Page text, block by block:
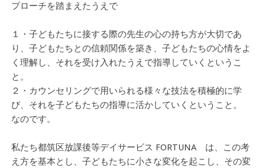
プローチを踏まえたうえで
１・子どもたちに接する際の先生の心の持ち方が大切であ
り、子どもたちとの信頼関係を築き、子どもたちの心情をよ
く理解し、それを受け入れたうえで指導していくというこ
と。
２・カウンセリングで用いられる様々な技法を積極的に学
び、それを子どもたちの指導に活かしていくということ。
なのです。
私たち都筑区放課後等デイサービス FORTUNA は、この考
え方を基本とし、子どもたちに小さな変化を起こし、その変